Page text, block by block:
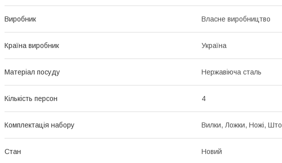
Виробник Власне виробництво
Країна виробник Україна
Матеріал посуду Нержавіюча сталь
Кількість персон 4
Комплектація набору Вилки, Ложки, Ножі,
Стан Новий